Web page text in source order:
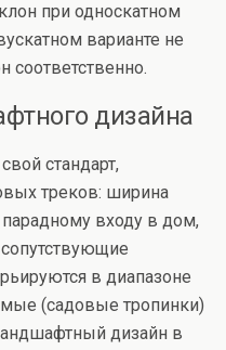
при односкатном
варианте не
соответственно.
дизайна
стандарт,
треков: ширина
входу в дом,
в диапазоне
(садовые тропинки)
дизайн в